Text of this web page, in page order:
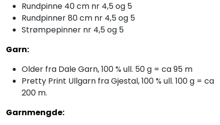
Rundpinne 40 cm nr 4,5 og 5
Rundpinner 80 cm nr 4,5 og 5
Strømpepinner nr 4,5 og 5
Garn:
Older fra Dale Garn, 100 % ull. 50 g = ca 95 m
Pretty Print Ullgarn fra Gjestal, 100 % ull. 100 g = ca
200 m.
Garnmengde: